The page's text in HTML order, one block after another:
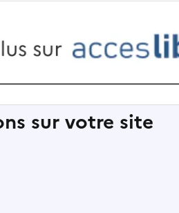
sur votre site